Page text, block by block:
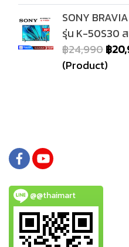
SONY
รุ่น K-50S30
฿24,990฿
(Product)
@@thaimart